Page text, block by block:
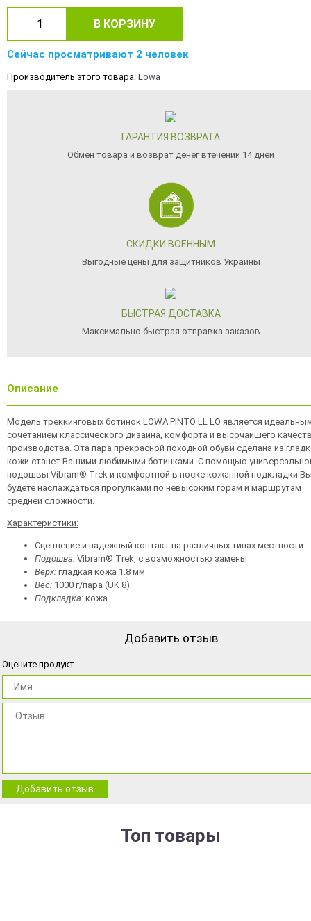
В КОРЗИНУ
Сейчас просматривают 2 человек
Производитель этого товара: Lowa
ГАРАНТИЯ ВОЗВРАТА
Обмен товара и возврат денег втечении 14 дней
СКИДКИ ВОЕННЫМ
Выгодные цены для защитников Украины
БЫСТРАЯ ДОСТАВКА
Максимально быстрая отправка заказов
Описание
Модель треккинговых ботинок LOWA PINTO LL LO является
сочетанием классического дизайна, комфорта и высочайшего
производства. Эта пара прекрасной походной обуви сделана из
кожи станет Вашими любимыми ботинками. С помощью
подошвы Vibram® Trek и комфортной в носке кожанной подкладки
будете наслаждаться прогулками по невысоким горам и маршрутам
средней сложности.
Характеристики:
Сцепление и надежный контакт на различных типах местности
Подошва: Vibram® Trek, с возможностью замены
Верх: гладкая кожа 1.8 мм
Вес: 1000 г/пара (UK 8)
Подкладка: кожа
Добавить отзыв
Оцените продукт
Добавить отзыв
Топ товары